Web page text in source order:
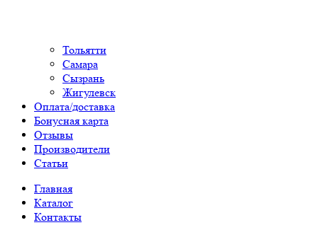
Тольятти
Самара
Сызрань
Жигулевск
Оплата/доставка
Бонусная карта
Отзывы
Производители
Статьи
Главная
Каталог
Контакты